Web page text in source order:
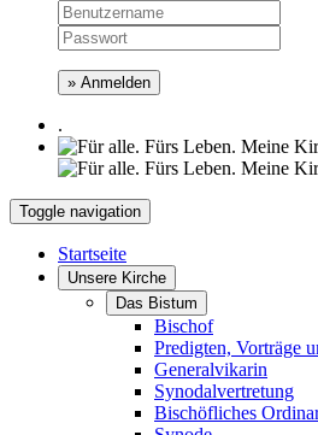
» Anmelden
.
Toggle navigation
Startseite
Unsere Kirche
Das Bistum
Bischof
Predigten, Vorträge
Generalvikarin
Synodalvertretung
Bischöfliches